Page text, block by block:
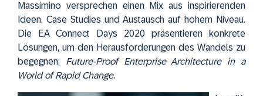
Massimino versprechen einen Mix aus inspirierenden
Ideen, Case Studies und Austausch auf hohem Niveau.
Die EA Connect Days 2020 präsentieren konkrete
Lösungen, um den Herausforderungen des Wandels zu
begegnen: Future-Proof Enterprise Architecture in a
World of Rapid Change.